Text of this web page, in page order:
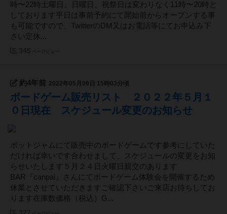
時〜22時土曜日、日曜日、祝祭日は変わりなく11時〜20時と
しております平日は事前予約にて開始前からオープンする事
も可能ですので、TwitterのDM又はお電話等にてお申込み下
さい定休...
約4年前 2022年05月09日 15時03分頃
ボードゲーム販売リスト ２０２２年５月１
０日現在 スケジュール変更のお知らせ
ポットジャムにて販売中のボードゲームです参考にしていた
だければ幸いです合わせまして、スケジュールの変更をお知
らせいたします５月２４日火曜日親交のあります
BAR『canpai』さんにてボードゲーム体験会を開催するため
休業とさせていただきますご確認下さいご来店お待ちしてお
ります在庫数価格（税込）G...